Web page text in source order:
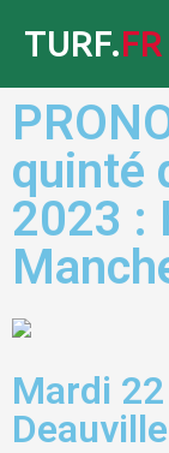
TURF.FR
quinté
2023 :
Mardi
Deauville